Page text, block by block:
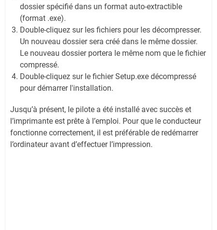
dossier spécifié dans un format auto-extractible
(format .exe).
Double-cliquez sur les fichiers pour les décompresser.
Un nouveau dossier sera créé dans le même dossier.
Le nouveau dossier portera le même nom que le fichier
compressé.
Double-cliquez sur le fichier Setup.exe décompressé
pour démarrer l'installation.
Jusqu’à présent, le pilote a été installé avec succès et
l’imprimante est prête à l’emploi. Pour que le conducteur
fonctionne correctement, il est préférable de redémarrer
l’ordinateur avant d’effectuer l’impression.